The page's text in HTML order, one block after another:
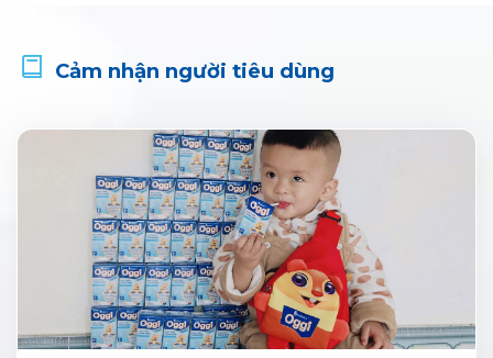
Cảm nhận người tiêu dùng